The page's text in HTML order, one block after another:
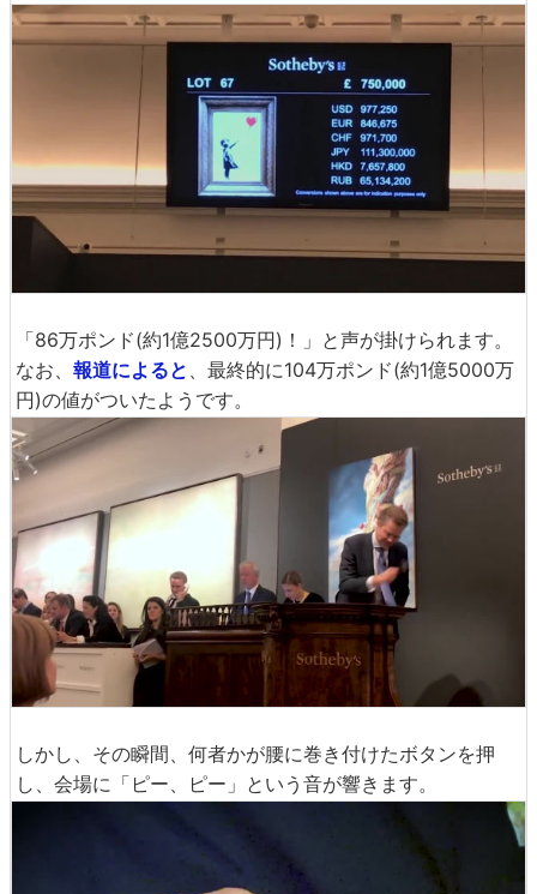
「86万ポンド(約1億2500万円)！」と声が掛けられます。
なお、 報道によると 、最終的に104万ポンド(約1億5000万
円)の値がついたようです。
しかし、その瞬間、何者かが腰に巻き付けたボタンを押
し、会場に「ピー、ピー」という音が響きます。